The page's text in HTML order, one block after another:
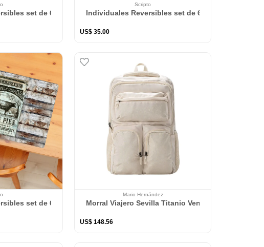
Barril
set de 6 rectangular 41*27 cm + 6 Portavasos Union
Scripto
Individuales Reversibles set de 6 rectangular
US$ 35.00
Sancta
set de 6 rectangular 41*27 cm + 6 Portavasos Mince Pies - George
Mario Hernández
Morral Viajero Sevilla Titanio Ventura
US$ 148.56